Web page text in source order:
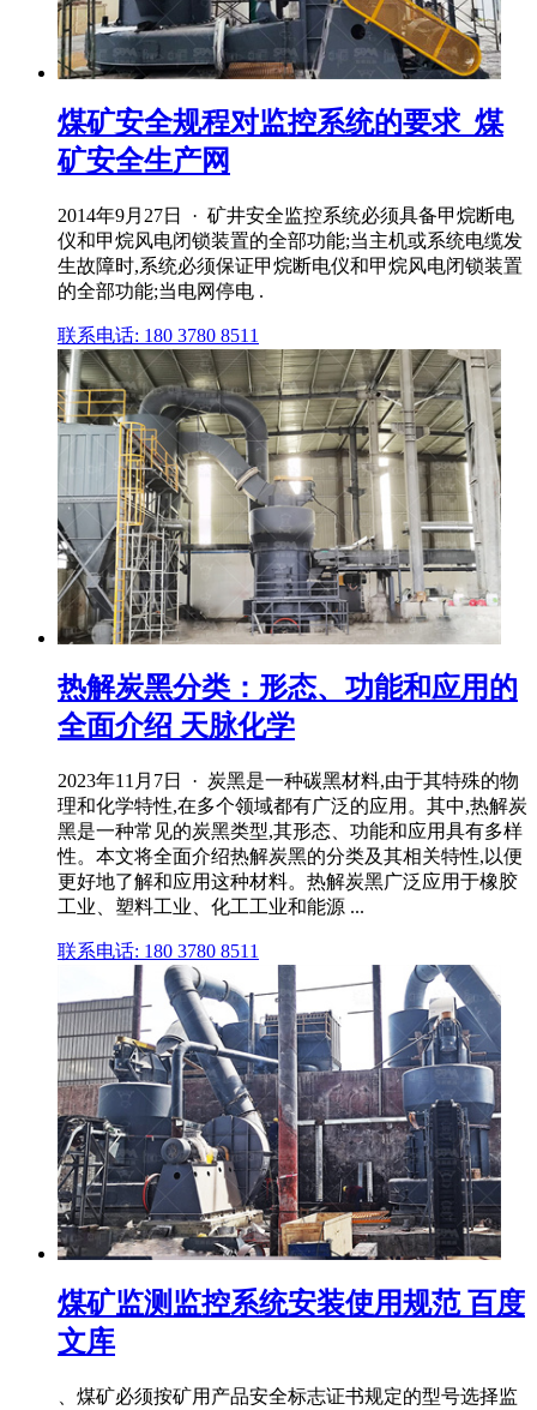
煤矿安全规程对监控系统的要求_煤
矿安全生产网
2014年9月27日 · 矿井安全监控系统必须具备甲烷断电
仪和甲烷风电闭锁装置的全部功能;当主机或系统电缆发
生故障时,系统必须保证甲烷断电仪和甲烷风电闭锁装置
的全部功能;当电网停电 .
联系电话: 180 3780 8511
热解炭黑分类：形态、功能和应用的
全面介绍 天脉化学
2023年11月7日 · 炭黑是一种碳黑材料,由于其特殊的物
理和化学特性,在多个领域都有广泛的应用。其中,热解炭
黑是一种常见的炭黑类型,其形态、功能和应用具有多样
性。本文将全面介绍热解炭黑的分类及其相关特性,以便
更好地了解和应用这种材料。热解炭黑广泛应用于橡胶
工业、塑料工业、化工工业和能源 ...
联系电话: 180 3780 8511
煤矿监测监控系统安装使用规范 百度
文库
、煤矿必须按矿用产品安全标志证书规定的型号选择监